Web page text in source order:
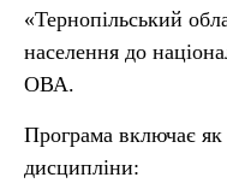
«Тернопільський
населення до
ОВА.
Програма включає як
дисципліни: